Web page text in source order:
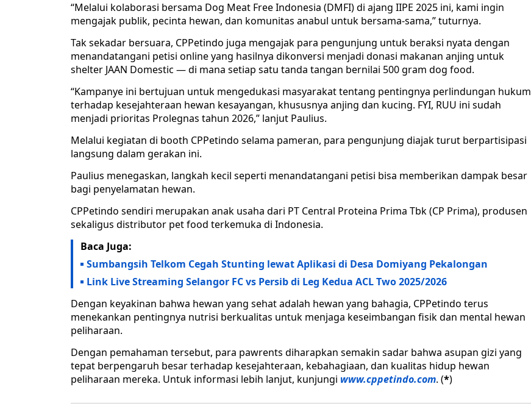
“Melalui kolaborasi bersama Dog Meat Free Indonesia (DMFI) di ajang IIPE 2025 ini, kami ingin
mengajak publik, pecinta hewan, dan komunitas anabul untuk bersama-sama,” tuturnya.
Tak sekadar bersuara, CPPetindo juga mengajak para pengunjung untuk beraksi nyata dengan
menandatangani petisi online yang hasilnya dikonversi menjadi donasi makanan anjing untuk
shelter JAAN Domestic — di mana setiap satu tanda tangan bernilai 500 gram dog food.
“Kampanye ini bertujuan untuk mengedukasi masyarakat tentang pentingnya perlindungan hukum
terhadap kesejahteraan hewan kesayangan, khususnya anjing dan kucing. FYI, RUU ini sudah
menjadi prioritas Prolegnas tahun 2026,” lanjut Paulius.
Melalui kegiatan di booth CPPetindo selama pameran, para pengunjung diajak turut berpartisipasi
langsung dalam gerakan ini.
Paulius menegaskan, langkah kecil seperti menandatangani petisi bisa memberikan dampak besar
bagi penyelamatan hewan.
CPPetindo sendiri merupakan anak usaha dari PT Central Proteina Prima Tbk (CP Prima), produsen
sekaligus distributor pet food terkemuka di Indonesia.
Baca Juga:
Sumbangsih Telkom Cegah Stunting lewat Aplikasi di Desa Domiyang Pekalongan
Link Live Streaming Selangor FC vs Persib di Leg Kedua ACL Two 2025/2026
Dengan keyakinan bahwa hewan yang sehat adalah hewan yang bahagia, CPPetindo terus
menekankan pentingnya nutrisi berkualitas untuk menjaga keseimbangan fisik dan mental hewan
peliharaan.
Dengan pemahaman tersebut, para pawrents diharapkan semakin sadar bahwa asupan gizi yang
tepat berpengaruh besar terhadap kesejahteraan, kebahagiaan, dan kualitas hidup hewan
peliharaan mereka. Untuk informasi lebih lanjut, kunjungi www.cppetindo.com. (*)